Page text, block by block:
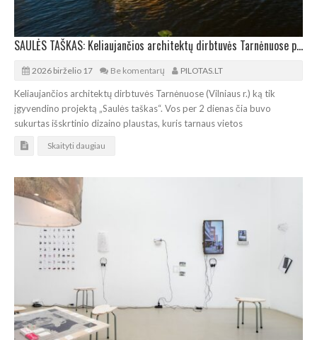
SAULĖS TAŠKAS: Keliaujančios architektų dirbtuvės Tarnėnuose pastatė išskirtinį plaustą
2026 birželio 17 Be komentarų PILOTAS.LT
Keliaujančios architektų dirbtuvės Tarnėnuose (Vilniaus r.) ką tik
įgyvendino projektą „Saulės taškas“. Vos per 2 dienas čia buvo
sukurtas išskrtinio dizaino plaustas, kuris tarnaus vietos
Skaityti daugiau